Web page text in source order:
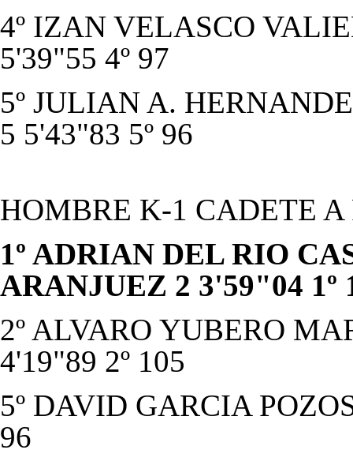
4º IZAN VELASCO
5'39"55 4º 97
5º JULIAN A.
5 5'43"83 5º 96
HOMBRE K-1 CADETE
1º ADRIAN DEL RIO
ARANJUEZ 2 3'59"04 1º
2º ALVARO YUBERO
4'19"89 2º 105
5º DAVID GARCIA
96